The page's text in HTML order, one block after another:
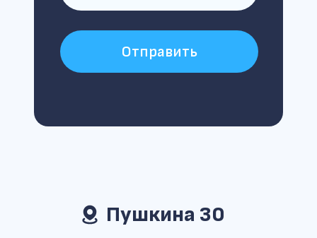
Пушкина 30
Отправить